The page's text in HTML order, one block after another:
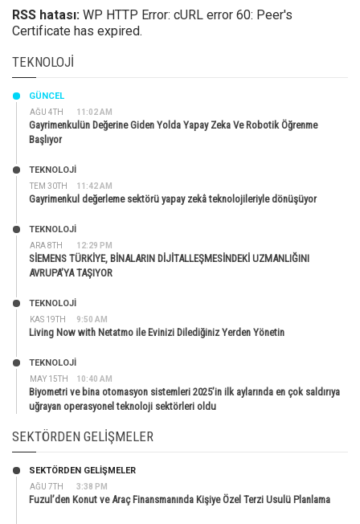
RSS hatası: WP HTTP Error: cURL error 60: Peer's
Certificate has expired.
TEKNOLOJI
AĞU 4TH 11:02 AM
GÜNCEL
Gayrimenkulün Değerine Giden Yolda Yapay Zeka Ve Robotik Öğrenme
Başlıyor
TEM 30TH 11:42 AM
TEKNOLOJİ
Gayrimenkul değerleme sektörü yapay zekâ teknolojileriyle dönüşüyor
ARA 8TH 12:29 PM
TEKNOLOJİ
SİEMENS TÜRKİYE, BİNALARIN DİJİTALLEŞMESİNDEKİ UZMANLIĞINI
AVRUPA’YA TAŞIYOR
KAS 19TH 9:50 AM
TEKNOLOJİ
Living Now with Netatmo ile Evinizi Dilediğiniz Yerden Yönetin
MAY 15TH 10:40 AM
TEKNOLOJİ
Biyometri ve bina otomasyon sistemleri 2025’in ilk aylarında en çok saldırıya
uğrayan operasyonel teknoloji sektörleri oldu
SEKTÖRDEN GELIŞMELER
AĞU 7TH 3:38 PM
SEKTÖRDEN GELIŞMELER
Fuzul’den Konut ve Araç Finansmanında Kişiye Özel Terzi Usulü Planlama